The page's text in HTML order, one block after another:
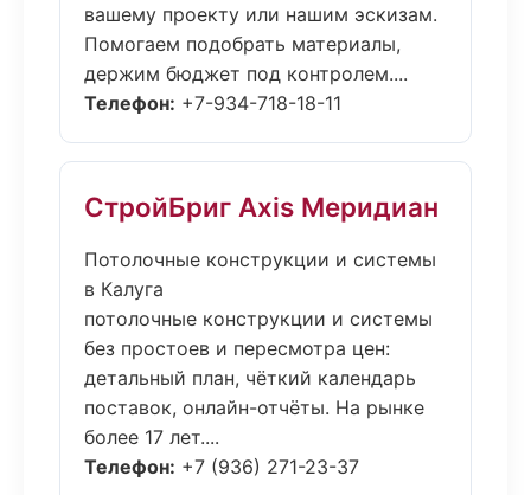
вашему проекту или нашим эскизам.
Помогаем подобрать материалы,
держим бюджет под контролем....
Телефон: +7-934-718-18-11
СтройБриг Axis Меридиан
Потолочные конструкции и системы
в Калуга
потолочные конструкции и системы
без простоев и пересмотра цен:
детальный план, чёткий календарь
поставок, онлайн-отчёты. На рынке
более 17 лет....
Телефон: +7 (936) 271-23-37